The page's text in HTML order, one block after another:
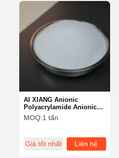
Tôi
Tin Tức
Tất Cả Các
AI XIANG Anionic
Polyacrylamide Anionic
Pam được sử dụng làm
phụ gia làm giấy để tạo
MOQ:1 tấn
Giá tốt nhất Liên hệ